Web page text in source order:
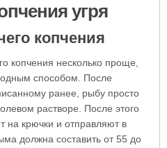
угря
копчения
копчения несколько проще,
способом. После
ранее, рыбу просто
растворе. После этого
на крючки и отправляют в
должна составить от 55 до